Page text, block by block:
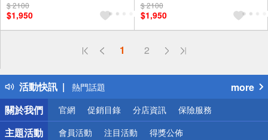
$ 2100
$1,950
$ 2100
$1,950
1 2
活動快訊
偏遠地區配送
得獎公告
熱門話題
銀行優惠
偏遠地區配送
詐騙網頁！請小心！
more
關於我們
官網 促銷目錄 分店資訊 保險服務
主題活動 會員活動 注目活動 得獎公佈